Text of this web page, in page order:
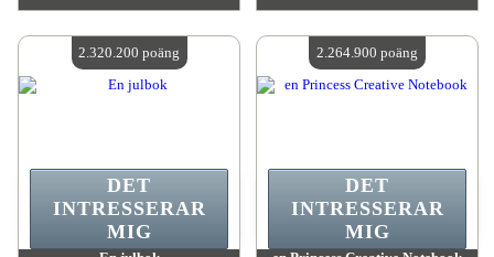
Antal tillgängliga:4
Antal tillgängliga:4
DET
INTRESSERAR
MIG
2.320.200 poäng
DET
INTRESSERAR
MIG
2.264.900 poäng